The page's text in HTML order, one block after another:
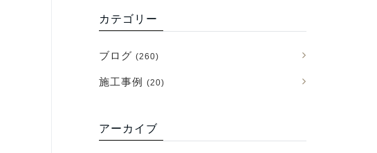
カテゴリー
ブログ (260)
施工事例 (20)
アーカイブ